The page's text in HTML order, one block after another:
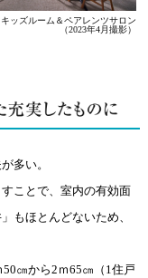
キッズルーム＆ペアレンツサロン
（2023年4月撮影）
多い。
ことで、室内の有効面
もほとんどないため、
㎝から2ｍ65㎝（1住戸